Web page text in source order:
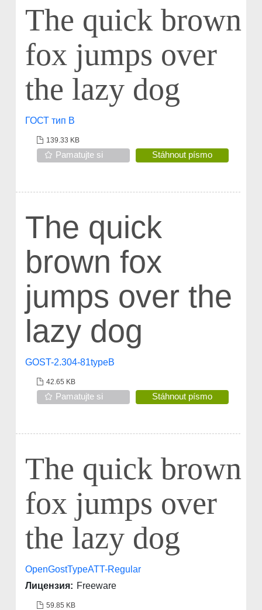
The quick brown
fox jumps over
the lazy dog
ГОСТ тип В
139.33 KB
Pamatujte si Stáhnout písmo
The quick
brown fox
jumps over the
lazy dog
GOST-2.304-81typeB
42.65 KB
Pamatujte si Stáhnout písmo
The quick brown
fox jumps over
the lazy dog
OpenGostTypeATT-Regular
Лицензия: Freeware
59.85 KB